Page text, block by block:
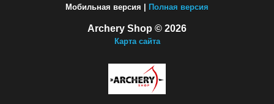
Мобильная версия | Полная версия
Archery Shop © 2026
Карта сайта